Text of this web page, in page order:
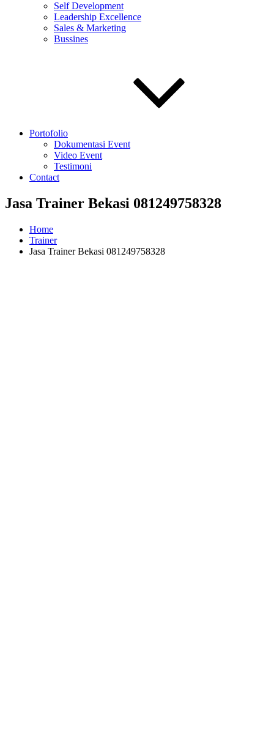
Self Development
Leadership Excellence
Sales & Marketing
Bussines
Portofolio
Dokumentasi Event
Video Event
Testimoni
Contact
Jasa Trainer Bekasi 081249758328
Home
Trainer
Jasa Trainer Bekasi 081249758328